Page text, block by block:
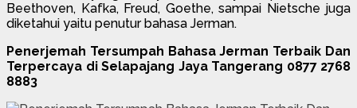
Beethoven, Kafka, Freud, Goethe, sampai Nietsche juga
diketahui yaitu penutur bahasa Jerman.
Penerjemah Tersumpah Bahasa Jerman Terbaik Dan
Terpercaya di Selapajang Jaya Tangerang 0877 2768
8883